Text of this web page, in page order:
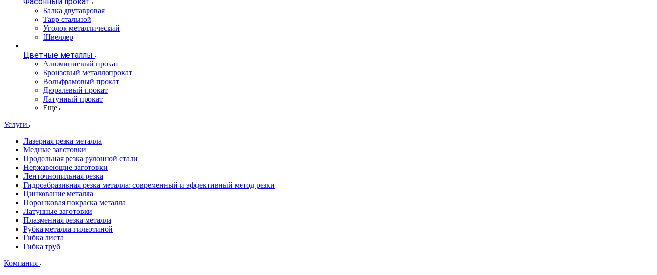
Балка двутавровая
Тавр стальной
Уголок металлический
Швеллер
Цветные металлы
Алюминиевый прокат
Бронзовый металлопрокат
Вольфрамовый прокат
Дюралевый прокат
Латунный прокат
Еще
Услуги
Лазерная резка металла
Медные заготовки
Продольная резка рулонной стали
Нержавеющие заготовки
Ленточнопильная резка
Гидроабразивная резка металла: современный и эффективный метод резки
Цинкование металла
Порошковая покраска металла
Латунные заготовки
Плазменная резка металла
Рубка металла гильотиной
Гибка листа
Гибка труб
Компания